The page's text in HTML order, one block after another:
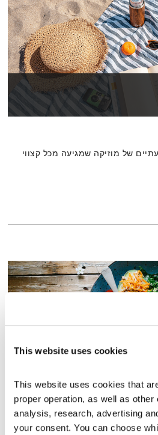
This website uses cookies
This website uses cookies that
proper operation, as well as
analysis, research, advertising
your consent. You can choose
של מוזיקה שמגיעה מכל קצווי
דליק ווליניץוד"ר נעמה אושרי